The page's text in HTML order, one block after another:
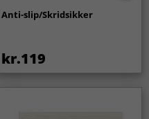
Anti-slip/Skridsikker
kr.119